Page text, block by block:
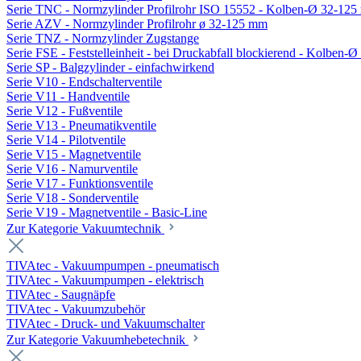
Serie TNC - Normzylinder Profilrohr ISO 15552 - Kolben-Ø 32-125
Serie AZV - Normzylinder Profilrohr ø 32-125 mm
Serie TNZ - Normzylinder Zugstange
Serie FSE - Feststelleinheit - bei Druckabfall blockierend - Kolben-Ø
Serie SP - Balgzylinder - einfachwirkend
Serie V10 - Endschalterventile
Serie V11 - Handventile
Serie V12 - Fußventile
Serie V13 - Pneumatikventile
Serie V14 - Pilotventile
Serie V15 - Magnetventile
Serie V16 - Namurventile
Serie V17 - Funktionsventile
Serie V18 - Sonderventile
Serie V19 - Magnetventile - Basic-Line
Zur Kategorie Vakuumtechnik
TIVAtec - Vakuumpumpen - pneumatisch
TIVAtec - Vakuumpumpen - elektrisch
TIVAtec - Saugnäpfe
TIVAtec - Vakuumzubehör
TIVAtec - Druck- und Vakuumschalter
Zur Kategorie Vakuumhebetechnik